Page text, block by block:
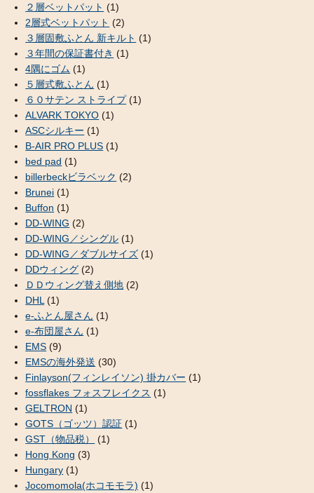
２層ベットパット (1)
2層式ベットパット (2)
３層固敷ふとん 新キルト (1)
３年間の保証書付き (1)
4隅にゴム (1)
５層式敷ふとん (1)
６０サテン ストライプ(1)
ALVARK TOKYO (1)
ASCシルキー (1)
B-AIR PRO PLUS (1)
bed pad (1)
billerbeckビラベック (2)
Brunei (1)
Buffon (1)
DD-WING (2)
DD-WING／シングル (1)
DD-WING／ダブルサイズ (1)
DDウィング (2)
ＤＤウィング替え側地 (2)
DHL (1)
e-ふとん屋さん (1)
e-布団屋さん (1)
EMS (9)
EMSの海外発送 (30)
Finlayson(フィンレイソン) 掛カバー (1)
fossflakes フォスフレイクス (1)
GELTRON (1)
GOTS（ゴッツ）認証 (1)
GST（物品税）
(1)
Hong Kong (3)
Hungary (1)
Jocomomola(ホコモモラ) (1)